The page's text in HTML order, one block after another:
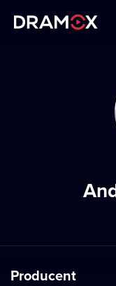
Producent